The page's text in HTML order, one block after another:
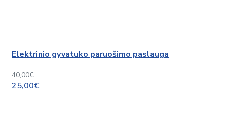
Elektrinio gyvatuko paruošimo paslauga
40,00€
25,00€